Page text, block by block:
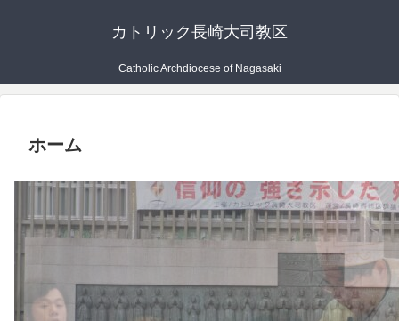
カトリック長崎大司教区
Catholic Archdiocese of Nagasaki
ホーム